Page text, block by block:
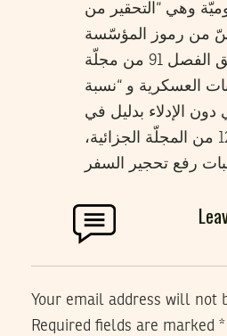
وهي “التحقير من
من رموز المؤسّسة
العسكرية” وفق الفصل 91 من مجلّة
العسكرية و “نسبة
الإدلاء بدليل في
ذلك” وفق الفصل 128 من المجلّة الجزائية،
Your email address will not
Required fields are marked *